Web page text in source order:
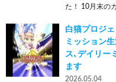
た！ 10月末の
白猫プロジ
ミッション
ス､デイリー
ます
2026.05.04